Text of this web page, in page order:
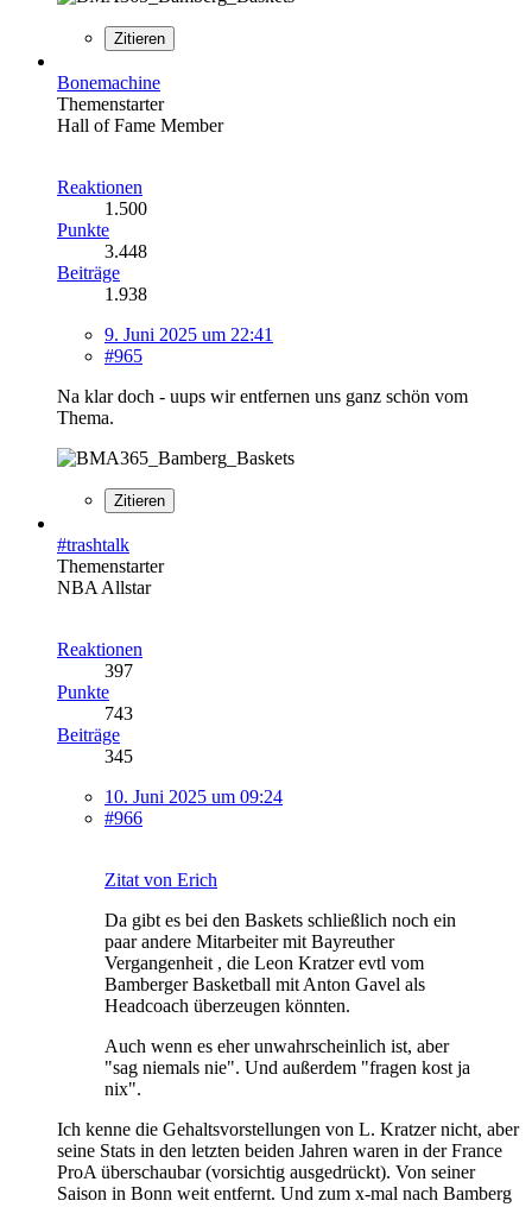
Zitieren
Bonemachine
Themenstarter
Hall of Fame Member
Reaktionen
1.500
Punkte
3.448
Beiträge
1.938
9. Juni 2025 um 22:41
#965
Na klar doch - uups wir entfernen uns ganz schön vom
Thema.
Zitieren
#trashtalk
Themenstarter
NBA Allstar
Reaktionen
397
Punkte
743
Beiträge
345
10. Juni 2025 um 09:24
#966
Zitat von Erich
Da gibt es bei den Baskets schließlich noch ein
paar andere Mitarbeiter mit Bayreuther
Vergangenheit , die Leon Kratzer evtl vom
Bamberger Basketball mit Anton Gavel als
Headcoach überzeugen könnten.
Auch wenn es eher unwahrscheinlich ist, aber
"sag niemals nie". Und außerdem "fragen kost ja
nix".
Ich kenne die Gehaltsvorstellungen von L. Kratzer nicht, aber
seine Stats in den letzten beiden Jahren waren in der France
ProA überschaubar (vorsichtig ausgedrückt). Von seiner
Saison in Bonn weit entfernt. Und zum x-mal nach Bamberg